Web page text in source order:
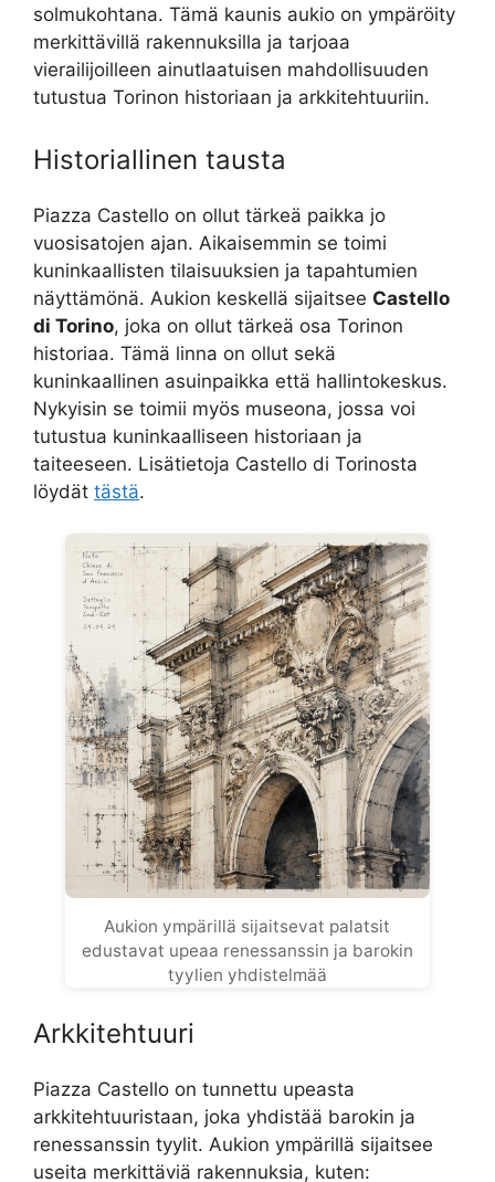
solmukohtana. Tämä kaunis aukio on ympäröity
merkittävillä rakennuksilla ja tarjoaa
vierailijoilleen ainutlaatuisen mahdollisuuden
tutustua Torinon historiaan ja arkkitehtuuriin.
Historiallinen tausta
Piazza Castello on ollut tärkeä paikka jo
vuosisatojen ajan. Aikaisemmin se toimi
kuninkaallisten tilaisuuksien ja tapahtumien
näyttämönä. Aukion keskellä sijaitsee Castello
di Torino, joka on ollut tärkeä osa Torinon
historiaa. Tämä linna on ollut sekä
kuninkaallinen asuinpaikka että hallintokeskus.
Nykyisin se toimii myös museona, jossa voi
tutustua kuninkaalliseen historiaan ja
taiteeseen. Lisätietoja Castello di Torinosta
löydät tästä.
Aukion ympärillä sijaitsevat palatsit
edustavat upeaa renessanssin ja barokin
tyylien yhdistelmää
Arkkitehtuuri
Piazza Castello on tunnettu upeasta
arkkitehtuuristaan, joka yhdistää barokin ja
renessanssin tyylit. Aukion ympärillä sijaitsee
useita merkittäviä rakennuksia, kuten: